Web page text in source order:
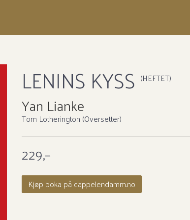
LENINS KYSS (HEFTET)
Yan Lianke
Tom Lotherington (Oversetter)
229,–
Kjøp boka på cappelendamm.no